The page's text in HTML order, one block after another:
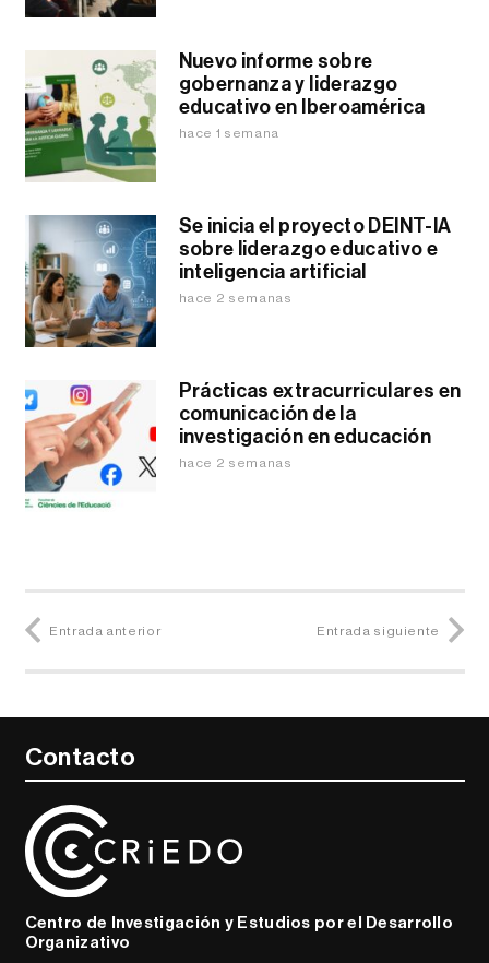
Nuevo informe sobre
gobernanza y liderazgo
educativo en Iberoamérica
hace 1 semana
Se inicia el proyecto DEINT-IA
sobre liderazgo educativo e
inteligencia artificial
hace 2 semanas
Prácticas extracurriculares en
comunicación de la
investigación en educación
hace 2 semanas
Entrada anterior Entrada siguiente
Contacto
Centro de Investigación y Estudios por el Desarrollo
Organizativo